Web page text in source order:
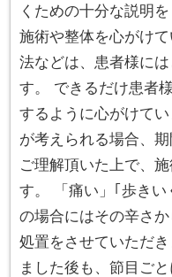
くための十分な説明
施術や整体を心がけ
法などは、患者様に
す。 できるだけ患者
するように心がけて
が考えられる場合、
ご理解頂いた上で、
す。 「痛い」｢歩き
の場合にはその辛さ
処置をさせていただ
ました後も、節目ご